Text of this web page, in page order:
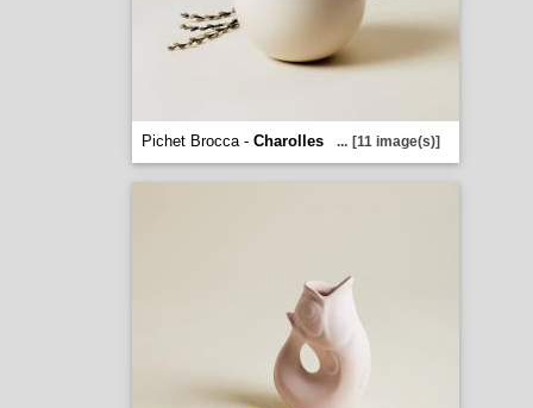
Pichet Brocca - Charolles ... [11 image(s)]